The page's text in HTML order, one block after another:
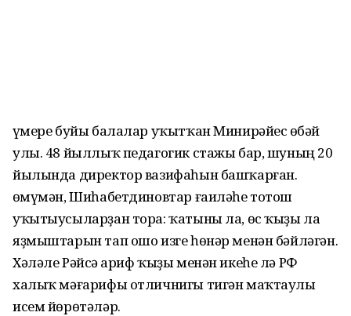
Ғүмере буйы балалар уҡытҡан Минирәйес Ғөбәй
улы. 48 йыллыҡ педагогик стажы бар, шуның 20
йылында директор вазифаһын башҡарған.
Ғөмүмән, Шиһабетдиновтар ғаиләһе тотош
уҡытыусыларҙан тора: ҡатыны ла, өс ҡыҙы ла
яҙмыштарын тап ошо изге һөнәр менән бәйләгән.
Хәләле Рәйсә Ғариф ҡыҙы менән икеһе лә РФ
халыҡ мәғарифы отличнигы тигән маҡтаулы
исем йөрөтәләр.